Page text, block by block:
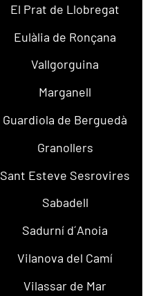
El Prat de Llobregat
Eulàlia de Ronçana
Vallgorguina
Marganell
Guardiola de Berguedà
Granollers
Sant Esteve Sesrovires
Sabadell
Sadurní d´Anoia
Vilanova del Camí
Vilassar de Mar